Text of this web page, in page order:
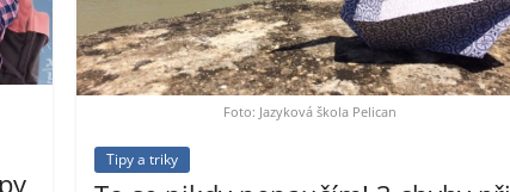
Foto: Jazyková škola Pelican
Tipy a triky